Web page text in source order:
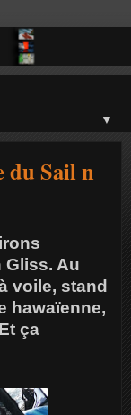
▼
du Sail n
Gliss. Au
voile, stand
hawaïenne,
ça